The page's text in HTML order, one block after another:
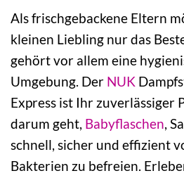
Als frischgebackene Eltern
kleinen Liebling nur das
gehört vor allem eine
Umgebung. Der NUK
Express ist Ihr zuverlässiger
darum geht, Babyflaschen,
schnell, sicher und effizient
Bakterien zu befreien.